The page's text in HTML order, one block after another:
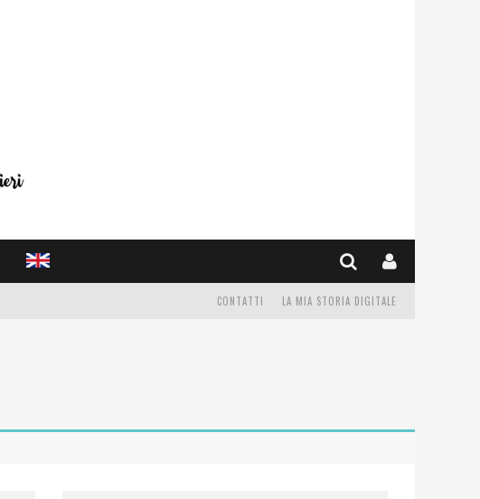
LA MIA STORIA DIGITALE
CONTATTI